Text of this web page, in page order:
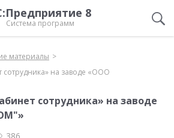
8
Система программ
материалы
на заводе «ООО
сотрудника» на заводе